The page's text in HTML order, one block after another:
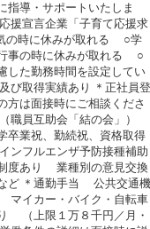
指導・サポートいたしま
援宣言企業「子育て応援求
の時に休みが取れる ○学
事の時に休みが取れる ○
した勤務時間を設定してい
び取得実績あり ＊正社員登
方は面接時にご相談くださ
（職員互助会「結の会」）
卒業祝、勤続祝、資格取得
ンフルエンザ予防接種補助
度あり 業種別の意見交換
ど ＊通勤手当 公共交通機
マイカー・バイク・自転車
（上限１万８千円／月・